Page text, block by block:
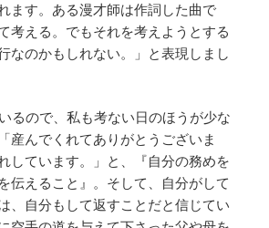
ます。ある漫才師は作詞した曲で
考える。でもそれを考えようとする
なのかもしれない。」と表現しまし
るので、私も考ない日のほうが少な
産んでくれてありがとうございま
しています。」と、『自分の務めを
伝えること』。そして、自分がして
、自分もして返すことだと信じてい